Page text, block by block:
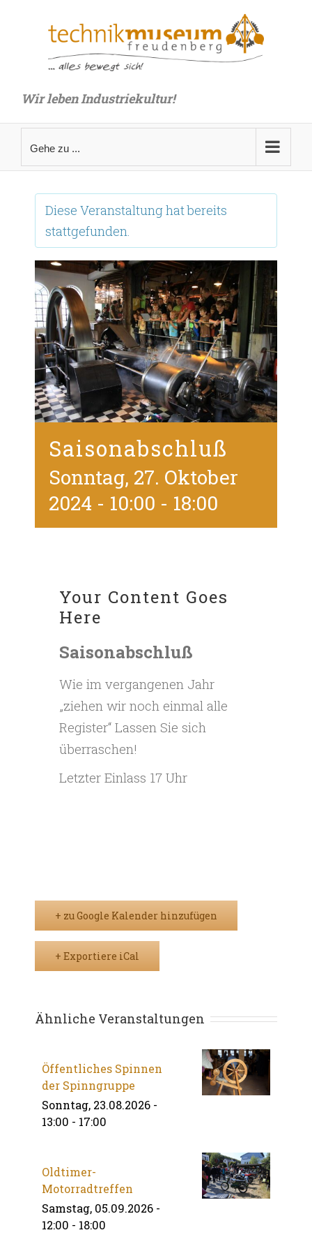
Wir leben Industriekultur!
Gehe zu ...
Diese Veranstaltung hat bereits
stattgefunden.
Saisonabschluß
Sonntag, 27. Oktober
2024 - 10:00 - 18:00
Your Content Goes
Here
Saisonabschluß
Wie im vergangenen Jahr
„ziehen wir noch einmal alle
Register“ Lassen Sie sich
überraschen!
Letzter Einlass 17 Uhr
+ zu Google Kalender hinzufügen
+ Exportiere iCal
Ähnliche Veranstaltungen
Öffentliches Spinnen
der Spinngruppe
Sonntag, 23.08.2026 -
13:00 - 17:00
Oldtimer-
Motorradtreffen
Samstag, 05.09.2026 -
12:00 - 18:00